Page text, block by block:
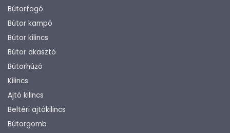
Bútorfogó
Bútor kampó
Bútor kilincs
Bútor akasztó
Bútorhúzó
Kilincs
Ajtó kilincs
Beltéri ajtókilincs
Bútorgomb